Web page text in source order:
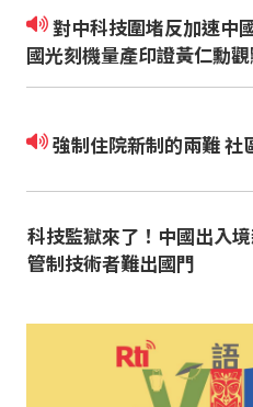
對中科技圍堵反加速中國科技自主？！中
國光刻機量產印證黃仁勳
強制住院新制的兩難 社
科技監獄來了！中國出入
管制技術者難出國門